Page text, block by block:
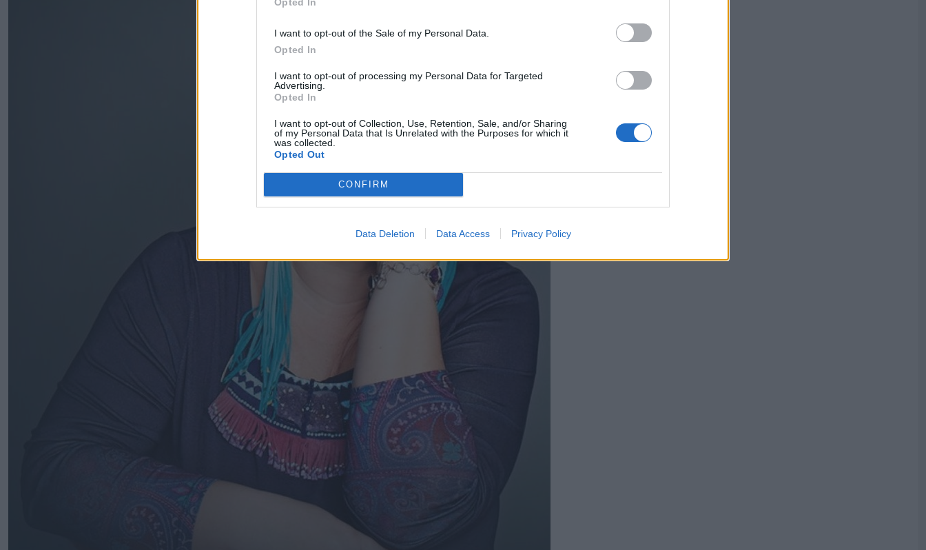
I want to opt-out of the Sale of my Personal Data.
Opted In
I want to opt-out of processing my Personal Data for Targeted
Advertising.
Opted In
I want to opt-out of Collection, Use, Retention, Sale, and/or Sharing
of my Personal Data that Is Unrelated with the Purposes for which it
was collected.
Opted Out
CONFIRM
Data Deletion Data Access Privacy Policy